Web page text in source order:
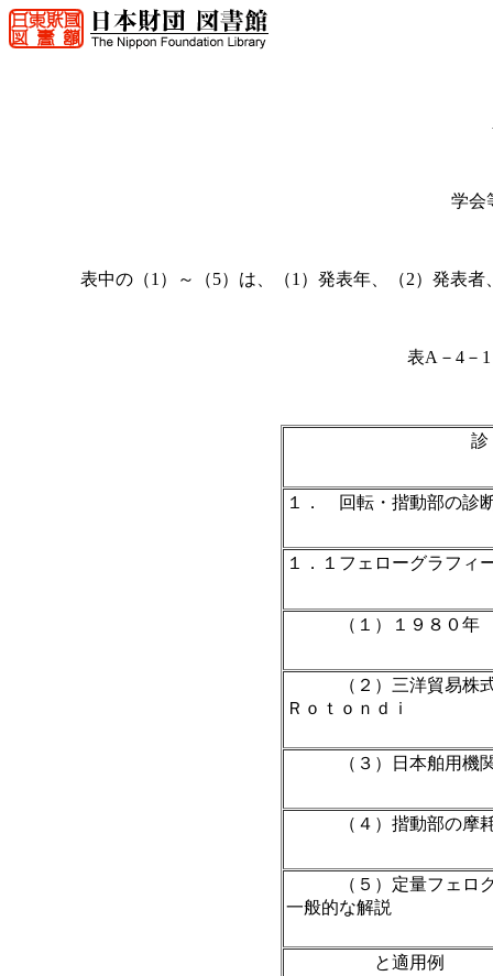
学会
表中の（1）～（5）は、（1）発表年、（2）発表
表A－4－
１． 回転・揩動部の診
１．１フェローグラフィ
（１）１９８０年
（２）三洋貿易株式
Ｒｏｔｏｎｄｉ
（３）日本舶用機関
（４）揩動部の摩
（５）定量フェログ
一般的な解説
と適用例